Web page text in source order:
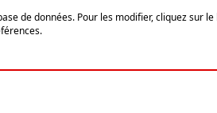
de données. Pour les modifier, cliquez sur le